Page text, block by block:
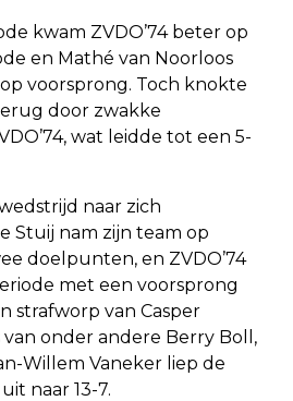
kwam ZVDO’74 beter op
en Mathé van Noorloos
voorsprong. Toch knokte
door zwakke
wat leidde tot een 5-
naar zich
Stuij nam zijn team op
doelpunten, en ZVDO’74
met een voorsprong
strafworp van Casper
onder andere Berry Boll,
Willem Vaneker liep de
naar 13-7.